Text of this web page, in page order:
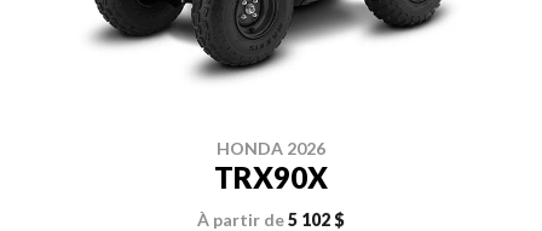
HONDA 2026
TRX90X
À partir de5 102 $